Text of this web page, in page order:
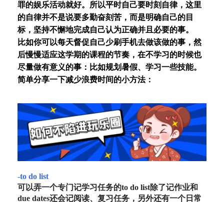
罪的娱乐活动就好。所以平时自己要时刻自律，这里
的自律并不是说要多勤奋刻苦，而是明确自己的目
标，坚持不懈地完成自己认为正确并且必要的事。
比如你可以每天督促自己少刷手机去做该做的事，然
后慢慢适应这学期的课程的节奏，在不学习的时候也
尽量做有意义的事：比如规划暑假、学习一些技能。
简单分享一下减少浪费时间的小方法：
-to do list
可以弄一个专门记学习任务的to do list除了记作业和
due dates还会记阅读、复习任务，另外还有一个日常